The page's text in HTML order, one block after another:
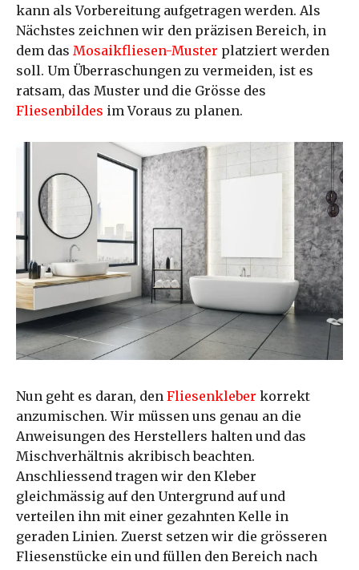
kann als Vorbereitung aufgetragen werden. Als
Nächstes zeichnen wir den präzisen Bereich, in
dem das Mosaikfliesen-Muster platziert werden
soll. Um Überraschungen zu vermeiden, ist es
ratsam, das Muster und die Grösse des
Fliesenbildes im Voraus zu planen.
Nun geht es daran, den Fliesenkleber korrekt
anzumischen. Wir müssen uns genau an die
Anweisungen des Herstellers halten und das
Mischverhältnis akribisch beachten.
Anschliessend tragen wir den Kleber
gleichmässig auf den Untergrund auf und
verteilen ihn mit einer gezahnten Kelle in
geraden Linien. Zuerst setzen wir die grösseren
Fliesenstücke ein und füllen den Bereich nach